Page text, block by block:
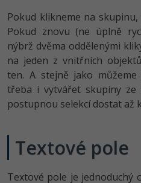
Pokud klikneme na
Pokud znovu (ne úplně
nýbrž dvěma oddělenými
na jeden z vnitřních
ten. A stejně jako
třeba i vytvářet skupiny ze
postupnou selekcí dostat až
Textové pole
Textové pole je jednoduchý